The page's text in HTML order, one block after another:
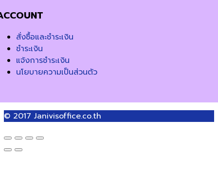
สั่งซื้อและชำระเงิน
ชำระเงิน
แจ้งการชำระเงิน
นโยบายความเป็นส่วนตัว
© 2017 Janivisoffice.co.th